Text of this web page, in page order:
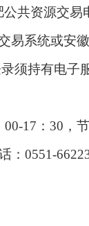
共资源交易
易系统或安
须持有电子
17：30，
0551-